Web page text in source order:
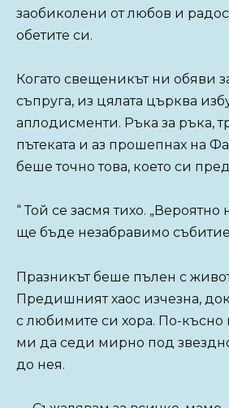
заобиколени от любов и
обетите си.
Когато свещеникът ни обяви
съпруга, из цялата църква
аплодисменти. Ръка за ръка,
пътеката и аз прошепнах на
беше точно това, което си
“ Той се засмя тихо. „Вероятно
ще бъде незабравимо
Празникът беше пълен с
Предишният хаос изчезна,
с любимите си хора. По-
ми да седи мирно под
до нея.